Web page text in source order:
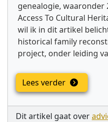
genealogie, waaronder
Access To Cultural
wil ik in dit artikel
historical family
project, onder leiding
Lees verder
Dit artikel gaat over